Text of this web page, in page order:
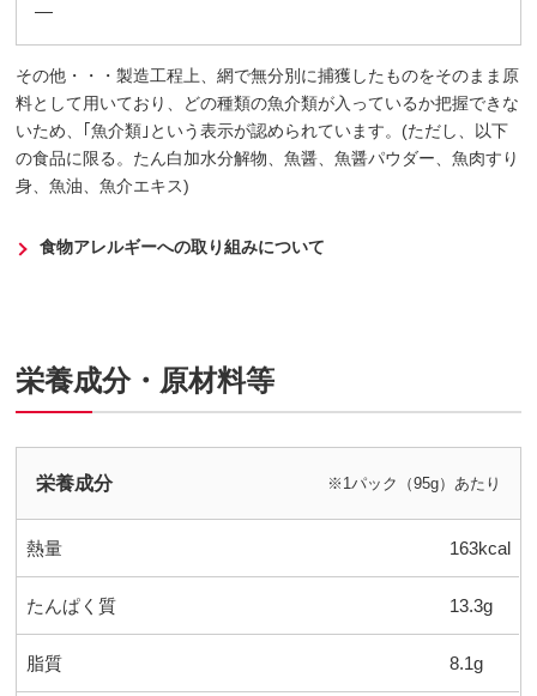
―
その他・・・製造工程上、網で無分別に捕獲したものをそのまま原
料として用いており、どの種類の魚介類が入っているか把握できな
いため、｢魚介類｣という表示が認められています。(ただし、以下
の食品に限る。たん白加水分解物、魚醤、魚醤パウダー、魚肉すり
身、魚油、魚介エキス)
食物アレルギーへの取り組みについて
栄養成分・原材料等
栄養成分 ※1パック（95g）あたり
熱量 163kcal
たんぱく質 13.3g
脂質 8.1g